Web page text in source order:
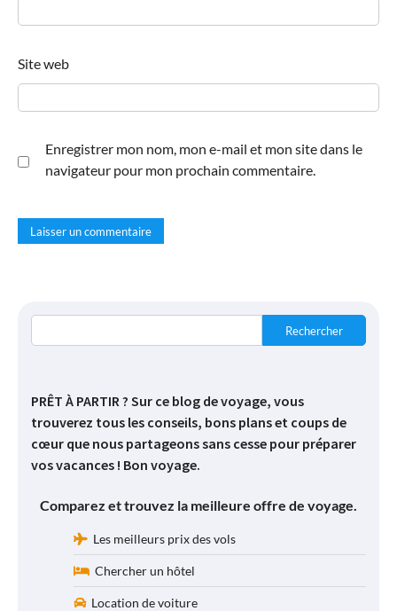
Site web
Enregistrer mon nom, mon e-mail et mon site dans le
navigateur pour mon prochain commentaire.
Rechercher
PRÊT À PARTIR ? Sur ce blog de voyage, vous
trouverez tous les conseils, bons plans et coups de
cœur que nous partageons sans cesse pour préparer
vos vacances ! Bon voyage.
Comparez et trouvez la meilleure offre de voyage.
Les meilleurs prix des vols
Chercher un hôtel
Location de voiture